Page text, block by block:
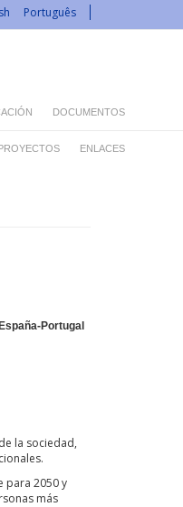
Português
DOCUMENTOS
ENLACES
Portugal
la sociedad,
para 2050 y
más